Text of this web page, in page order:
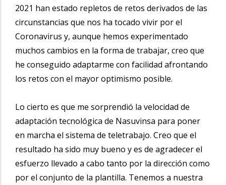
2021 han estado repletos de retos derivados de las
circunstancias que nos ha tocado vivir por el
Coronavirus y, aunque hemos experimentado
muchos cambios en la forma de trabajar, creo que
he conseguido adaptarme con facilidad afrontando
los retos con el mayor optimismo posible.
Lo cierto es que me sorprendió la velocidad de
adaptación tecnológica de Nasuvinsa para poner
en marcha el sistema de teletrabajo. Creo que el
resultado ha sido muy bueno y es de agradecer el
esfuerzo llevado a cabo tanto por la dirección como
por el conjunto de la plantilla. Tenemos a nuestra